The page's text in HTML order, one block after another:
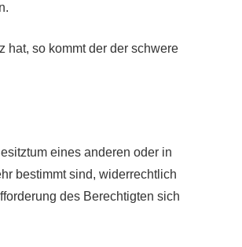
hat, so kommt der der schwere
eines anderen oder in
bestimmt sind, widerrechtlich
des Berechtigten sich